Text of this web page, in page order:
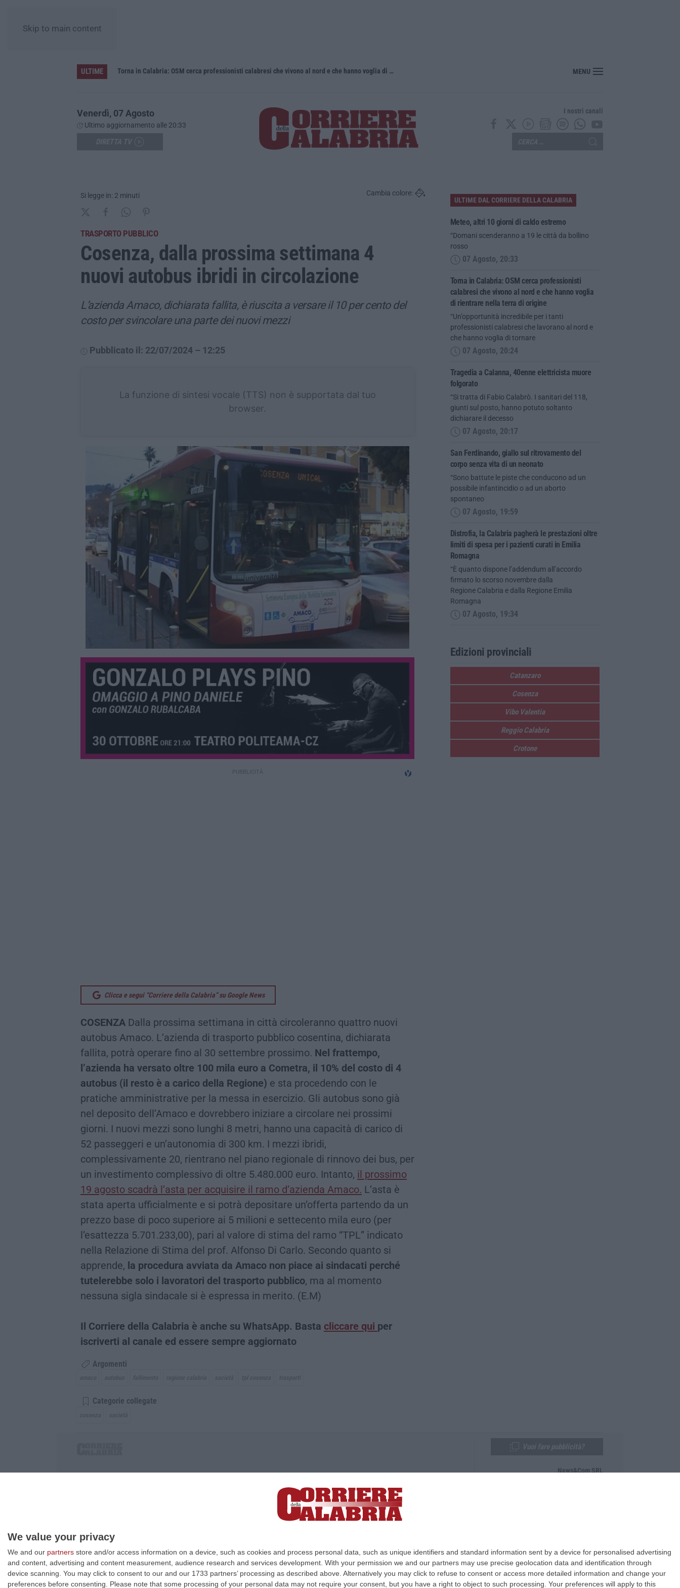
We value your privacy
We and our partners store and/or access information on a device, such as cookies and process personal data, such as unique identifiers and standard information sent by a device for personalised advertising
and content, advertising and content measurement, audience research and services development. With your permission we and our partners may use precise geolocation data and identification through
device scanning. You may click to consent to our and our 1733 partners’ processing as described above. Alternatively you may click to refuse to consent or access more detailed information and change your
preferences before consenting.
Please note that some processing of your personal data may not require your consent, but you have a right to object to such processing. Your preferences will apply to this
Skip to main content
ULTIME Torna in Calabria: OSM cerca professionisti calabresi che vivono al nord e che hanno voglia di rientrare nella terra di origine Tragedia a Calanna, 40enne elettricista muore folgorato
MENU
Venerdì, 07 Agosto
Ultimo aggiornamento alle 20:33
I nostri canali
Si legge in: 2 minuti Cambia colore:
TRASPORTO PUBBLICO
Cosenza, dalla prossima settimana 4
nuovi autobus ibridi in circolazione
L’azienda Amaco, dichiarata fallita, è riuscita a versare il 10 per cento del
costo per svincolare una parte dei nuovi mezzi
Pubblicato il: 22/07/2024 – 12:25
La funzione di sintesi vocale (TTS) non è supportata dal tuo
browser.
Clicca e segui “Corriere della Calabria” su Google News
COSENZA Dalla prossima settimana in città circoleranno quattro nuovi
autobus Amaco. L’azienda di trasporto pubblico cosentina, dichiarata
fallita, potrà operare fino al 30 settembre prossimo. Nel frattempo,
l’azienda ha versato oltre 100 mila euro a Cometra, il 10% del costo di 4
autobus (il resto è a carico della Regione) e sta procedendo con le
pratiche amministrative per la messa in esercizio. Gli autobus sono già
nel deposito dell’Amaco e dovrebbero iniziare a circolare nei prossimi
giorni. I nuovi mezzi sono lunghi 8 metri, hanno una capacità di carico di
52 passeggeri e un’autonomia di 300 km. I mezzi ibridi,
complessivamente 20, rientrano nel piano regionale di rinnovo dei bus, per
un investimento complessivo di oltre 5.480.000 euro. Intanto, il prossimo
19 agosto scadrà l’asta per acquisire il ramo d’azienda Amaco. L’asta è
stata aperta ufficialmente e si potrà depositare un’offerta partendo da un
prezzo base di poco superiore ai 5 milioni e settecento mila euro (per
l’esattezza 5.701.233,00), pari al valore di stima del ramo “TPL” indicato
nella Relazione di Stima del prof. Alfonso Di Carlo. Secondo quanto si
apprende, la procedura avviata da Amaco non piace ai sindacati perché
tutelerebbe solo i lavoratori del trasporto pubblico, ma al momento
nessuna sigla sindacale si è espressa in merito. (E.M)
Il Corriere della Calabria è anche su WhatsApp. Basta cliccare qui per
iscriverti al canale ed essere sempre aggiornato
Argomenti
Categorie collegate
ULTIME DAL CORRIERE DELLA CALABRIA
Meteo, altri 10 giorni di caldo estremo
“Domani scenderanno a 19 le città da bollino
rosso
07 Agosto, 20:33
Torna in Calabria: OSM cerca professionisti
calabresi che vivono al nord e che hanno voglia
di rientrare nella terra di origine
“Un’opportunità incredibile per i tanti
professionisti calabresi che lavorano al nord e
che hanno voglia di tornare
07 Agosto, 20:24
Tragedia a Calanna, 40enne elettricista muore
folgorato
“Si tratta di Fabio Calabrò. I sanitari del 118,
giunti sul posto, hanno potuto soltanto
dichiarare il decesso
07 Agosto, 20:17
San Ferdinando, giallo sul ritrovamento del
corpo senza vita di un neonato
“Sono battute le piste che conducono ad un
possibile infantincidio o ad un aborto
spontaneo
07 Agosto, 19:59
Distrofia, la Calabria pagherà le prestazioni oltre
limiti di spesa per i pazienti curati in Emilia
Romagna
“È quanto dispone l’addendum all’accordo
firmato lo scorso novembre dalla
Regione Calabria e dalla Regione Emilia
Romagna
07 Agosto, 19:34
Edizioni provinciali
Catanzaro
Cosenza
Vibo Valentia
Reggio Calabria
Crotone
P.IVA. 03199620794, Via del mare 6/G, S.Eufemia, Lamezia Terme (CZ)
Iscrizione tribunale di Lamezia Terme 5/2011 - Direttore responsabile Paola Militano |Privacy
News&Com SRL
Design: cfweb